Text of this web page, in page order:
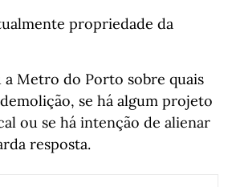
propriedade da
a Metro do Porto sobre quais
se há algum projeto
ou se há intenção de alienar
resposta.